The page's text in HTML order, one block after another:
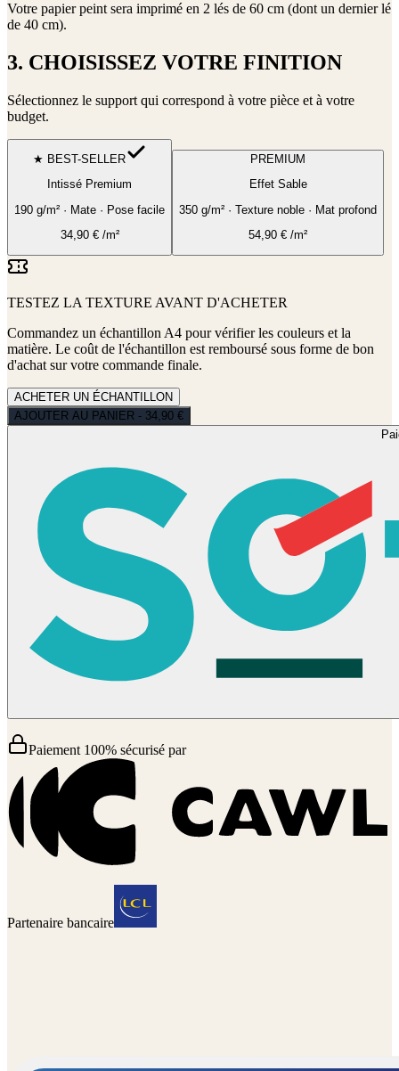
Votre papier peint sera imprimé en 2 lés de 60 cm (dont un dernier lé
de 40 cm).
3. CHOISISSEZ VOTRE FINITION
Sélectionnez le support qui correspond à votre pièce et à votre
budget.
★ BEST-SELLER
Intissé Premium
190 g/m² · Mate · Pose facile
34,90€/m²
PREMIUM
Effet Sable
350 g/m² · Texture noble · Mat profond
54,90 € /m²
TESTEZ LA TEXTURE AVANT D'ACHETER
Commandez un échantillon A4 pour vérifier les couleurs et la
matière. Le coût de l'échantillon est remboursé sous forme de bon
d'achat sur votre commande finale.
ACHETER UN ÉCHANTILLON
AJOUTER AU PANIER - 34,90 €
Paiement 100% sécurisé par
Partenaire bancaire